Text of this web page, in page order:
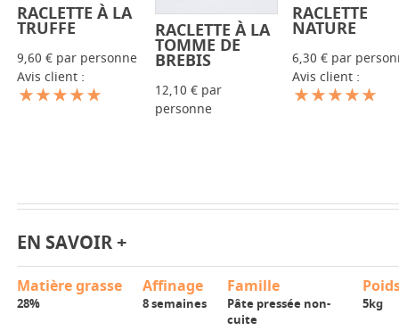
- +
RACLETTE À LA
TRUFFE
9,60 € par personne
Avis client :
- +
RACLETTE À LA
TOMME DE
BREBIS
12,10 € par
personne
-
RACLETTE
NATURE
6,30 € par
Avis client :
EN SAVOIR +
Matière grasse
28%
Affinage
8 semaines
Famille
Pâte pressée non-
cuite
5kg